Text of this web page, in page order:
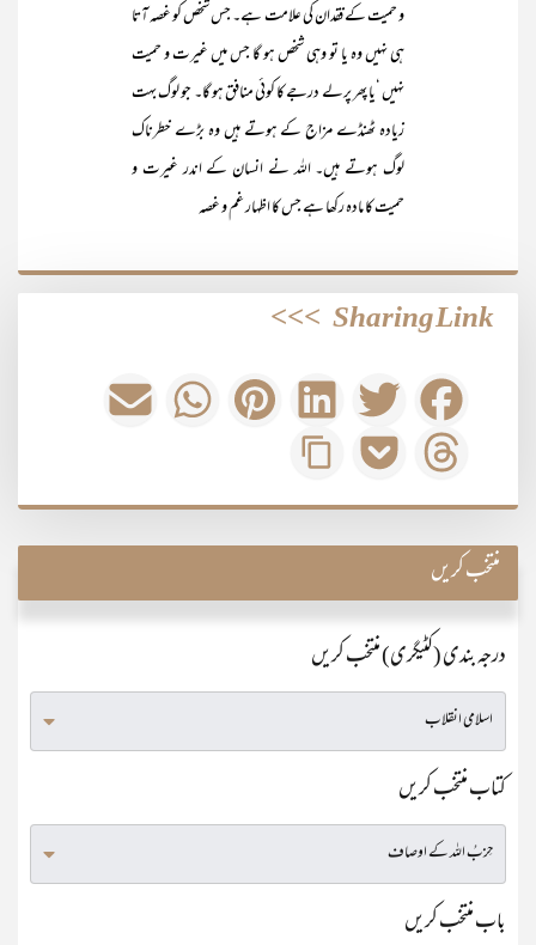
و حمیت کے فقدان کی علامت ہے۔ جس شخص کو غصہ آتا
ہی نہیں وہ یا تو وہی شخص ہو گا جس میں غیرت و حمیت
نہیں ‘یا پھر پرلے درجے کا کوئی منافق ہو گا۔ جو لوگ بہت
زیادہ ٹھنڈے مزاج کے ہوتے ہیں وہ بڑے خطرناک
لوگ ہوتے ہیں۔ اللہ نے انسان کے اندر غیرت و
حمیت کا مادہ رکھا ہے جس کا اظہار غم و غصہ
Sharing Link
>>>
منتخب کریں
درجہ بندی (کٹیگری) منتخب کریں
کتاب منتخب کریں
باب منتخب کریں